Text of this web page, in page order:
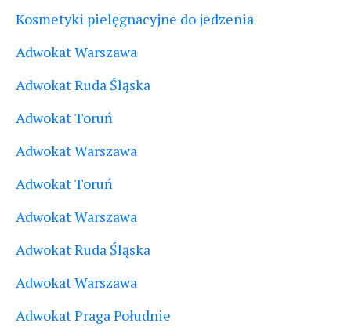
Kosmetyki pielęgnacyjne do jedzenia
Adwokat Warszawa
Adwokat Ruda Śląska
Adwokat Toruń
Adwokat Warszawa
Adwokat Toruń
Adwokat Warszawa
Adwokat Ruda Śląska
Adwokat Warszawa
Adwokat Praga Południe